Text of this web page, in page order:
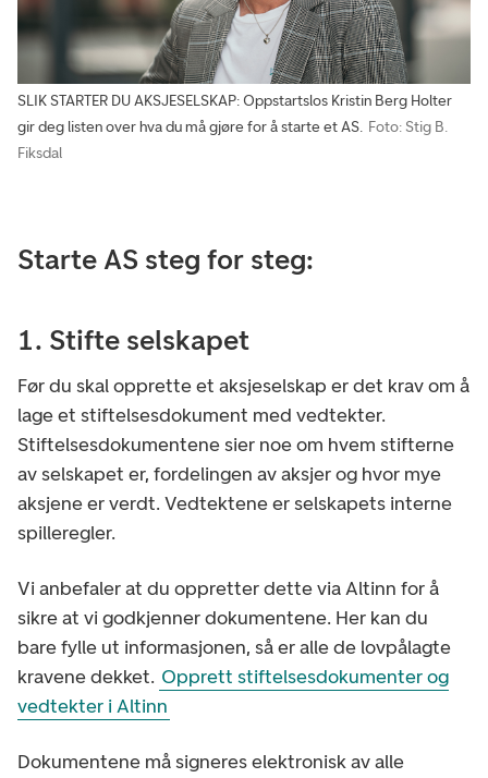
SLIK STARTER DU AKSJESELSKAP: Oppstartslos Kristin Berg Holter
gir deg listen over hva du må gjøre for å starte et AS. Foto: Stig B.
Fiksdal
Starte AS steg for steg:
1. Stifte selskapet
Før du skal opprette et aksjeselskap er det krav om å
lage et stiftelsesdokument med vedtekter.
Stiftelsesdokumentene sier noe om hvem stifterne
av selskapet er, fordelingen av aksjer og hvor mye
aksjene er verdt. Vedtektene er selskapets interne
spilleregler.
Vi anbefaler at du oppretter dette via Altinn for å
sikre at vi godkjenner dokumentene. Her kan du
bare fylle ut informasjonen, så er alle de lovpålagte
kravene dekket. Opprett stiftelsesdokumenter og
vedtekter i Altinn
Dokumentene må signeres elektronisk av alle